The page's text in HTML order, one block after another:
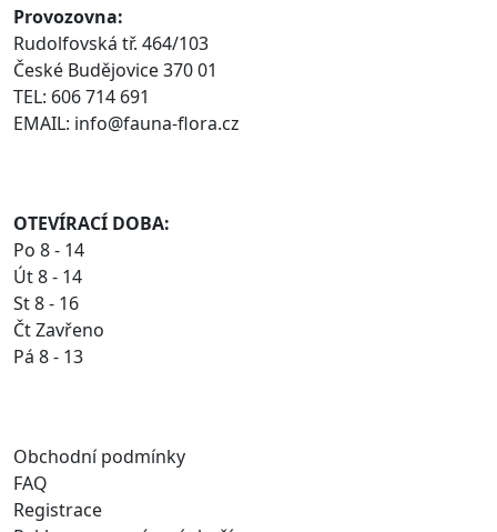
Provozovna:
Rudolfovská tř. 464/103
České Budějovice 370 01
TEL: 606 714 691
EMAIL: info@fauna-flora.cz
OTEVÍRACÍ DOBA:
Po 8 - 14
Út 8 - 14
St 8 - 16
Čt Zavřeno
Pá 8 - 13
Obchodní podmínky
FAQ
Registrace